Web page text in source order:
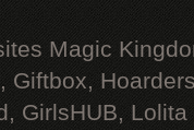
Magic
Giftbox,
GirlsHUB, Lolita